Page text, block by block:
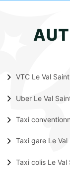
VTC Le Val
Uber Le Val
Taxi
Taxi gare Le
Taxi colis Le